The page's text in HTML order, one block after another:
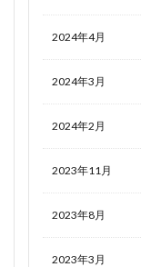
2024年4月
2024年3月
2024年2月
2023年11月
2023年8月
2023年3月